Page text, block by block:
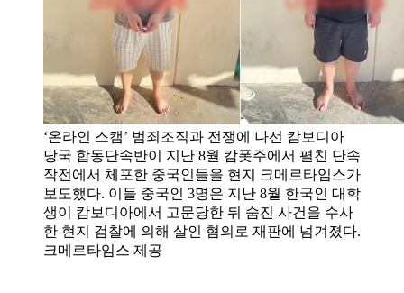
‘온라인 스캠’ 범죄조직과 전쟁에 나선 캄보디아
당국 합동단속반이 지난 8월 캄폿주에서 펼친 단속
작전에서 체포한 중국인들을 현지 크메르타임스가
보도했다. 이들 중국인 3명은 지난 8월 한국인 대학
생이 캄보디아에서 고문당한 뒤 숨진 사건을 수사
한 현지 검찰에 의해 살인 혐의로 재판에 넘겨졌다.
크메르타임스 제공